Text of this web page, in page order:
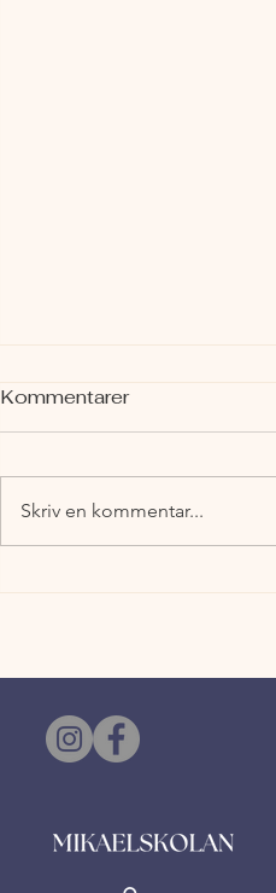
Mikaelskolan - En Resa
en gnista av entusiasm och en
längtan efter ett alternativ till
Kommentarer
Skriv en kommentar...